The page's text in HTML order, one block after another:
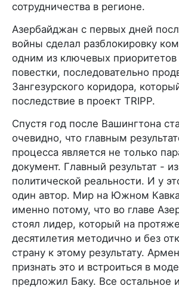
сотрудничества в регионе.
Азербайджан с первых дней
войны сделал разблокировку
одним из ключевых
повестки, последовательно
Зангезурского коридора,
последствие в проект TRIPP.
Спустя год после Вашингтона
очевидно, что главным
процесса является не только
документ. Главный результат -
политической реальности. И у
один автор. Мир на Южном
именно потому, что во главе
стоял лидер, который на
десятилетия методично и без
страну к этому результату.
признать это и встроиться в
предложил Баку. Все остальное